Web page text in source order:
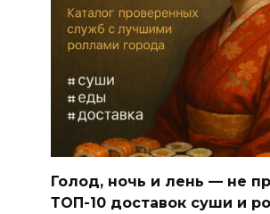
Голод, ночь и лень — не
ТОП-10 доставок суши и